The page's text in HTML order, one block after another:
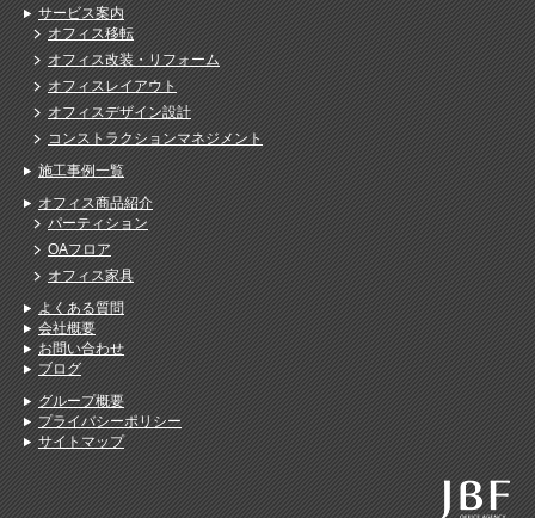
社員が誇りを持って働け
る、魅力あふれるオフィス
を一緒に作り上げます。
デザインのリニューアルを
ご検討の際は、ぜひお問い
合わせください。
サービス案内
オフィス移転
オフィス改装・リフォーム
オフィスレイアウト
オフィスデザイン設計
コンストラクションマネジメント
施工事例一覧
オフィス商品紹介
パーティション
OAフロア
オフィス家具
よくある質問
会社概要
お問い合わせ
ブログ
グループ概要
プライバシーポリシー
サイトマップ